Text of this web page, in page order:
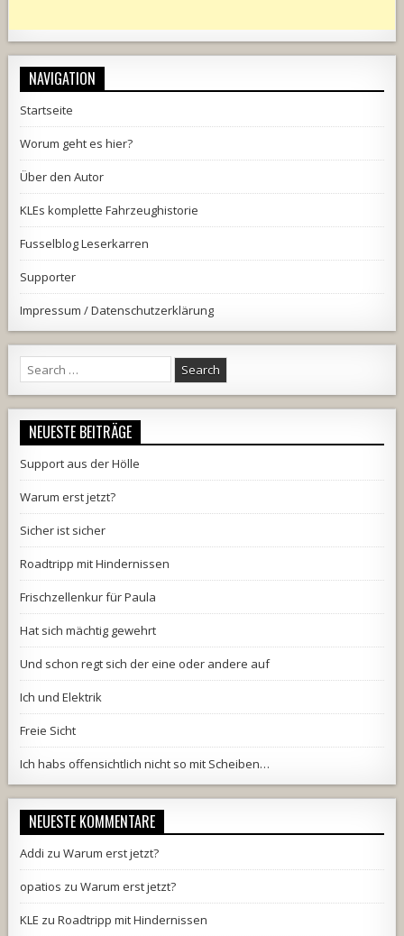
NAVIGATION
Startseite
Worum geht es hier?
Über den Autor
KLEs komplette Fahrzeughistorie
Fusselblog Leserkarren
Supporter
Impressum / Datenschutzerklärung
Search
for:
NEUESTE BEITRÄGE
Support aus der Hölle
Warum erst jetzt?
Sicher ist sicher
Roadtripp mit Hindernissen
Frischzellenkur für Paula
Hat sich mächtig gewehrt
Und schon regt sich der eine oder andere auf
Ich und Elektrik
Freie Sicht
Ich habs offensichtlich nicht so mit Scheiben…
NEUESTE KOMMENTARE
Addi zuWarum erst jetzt?
opatios zuWarum erst jetzt?
KLE zuRoadtripp mit Hindernissen